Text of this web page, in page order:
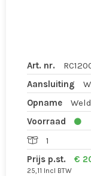
Art. nr.
Aansluiting
Opname
Voorraad
1
Prijs p.st.
€
25,11 Incl BTW